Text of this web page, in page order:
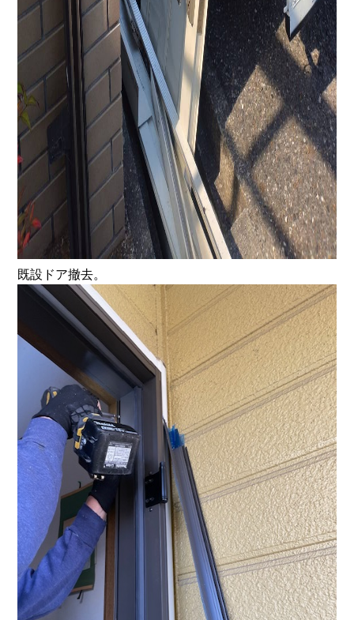
既設ドア撤去。